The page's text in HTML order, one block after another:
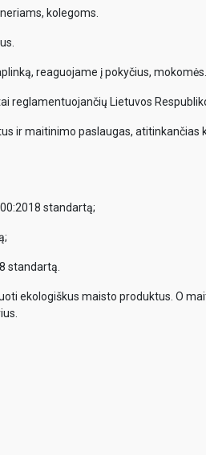
kolegoms.
reaguojame į pokyčius, mokomės.
reglamentuojančių Lietuvos
ir maitinimo paslaugas, atitinkančias
standartą;
standartą.
ekologiškus maisto produktus. O